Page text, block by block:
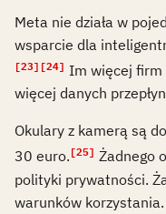
Meta nie działa w
wsparcie dla
[23] [24] Im więcej firm
więcej danych
Okulary z kamerą są
30 euro. [25] Żadnego
polityki prywatności.
warunków